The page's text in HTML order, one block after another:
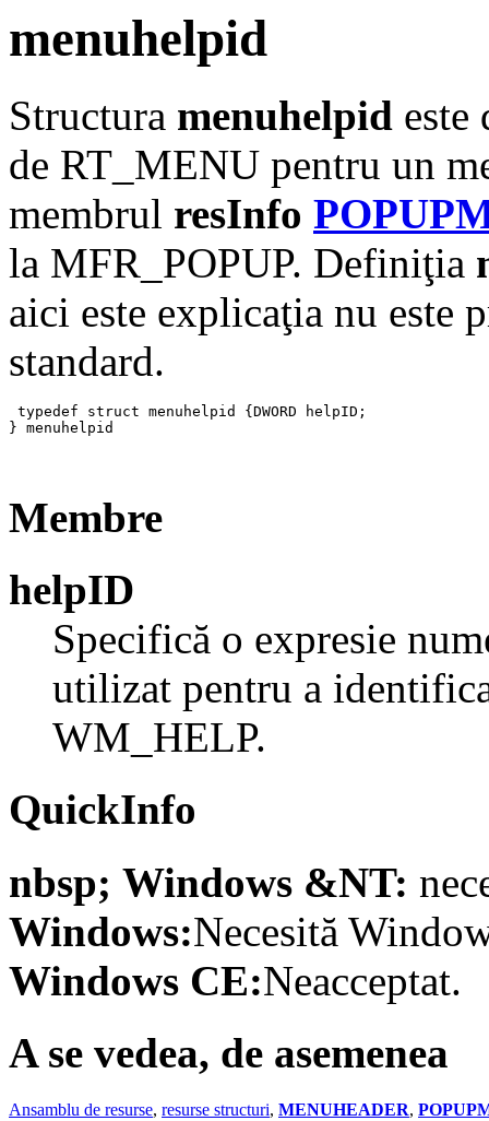
menuhelpid
Structura menuhelpid este
de RT_MENU pentru un
membrul resInfo
la MFR_POPUP. Definiţia
aici este explicaţia nu este
standard.
typedef struct menuhelpid {DWORD helpID;
} menuhelpid
Membre
helpID
Specifică o expresie
utilizat pentru a
WM_HELP.
QuickInfo
nbsp; Windows &NT:
Windows:Necesită
Windows CE:Neacceptat.
A se vedea, de asemenea
Ansamblu de resurse, resurse structuri, MENUHEADER,